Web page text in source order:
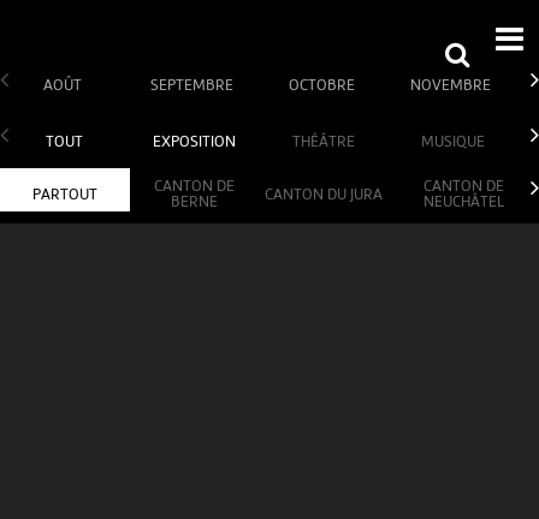
AOÛT SEPTEMBRE OCTOBRE NOVEMBRE
TOUT EXPOSITION THÉÂTRE MUSIQUE
PARTOUT
CANTON DE
BERNE
CANTON DU JURA
CANTON DE
NEUCHÂTEL